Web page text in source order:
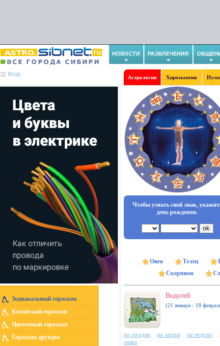
НОВОСТИ РАЗВЛЕЧЕНИЯ
Вход
Астрология Хиромантия
Зодиакальный гороскоп
Китайский гороскоп
Цветочный гороскоп
Гороскоп друидов
Чтобы узнать свой знак,
день рождения.
Овен Телец
Скорпион
Водолей
(21 января - 18
на сегодня на завтра на неделю
знака